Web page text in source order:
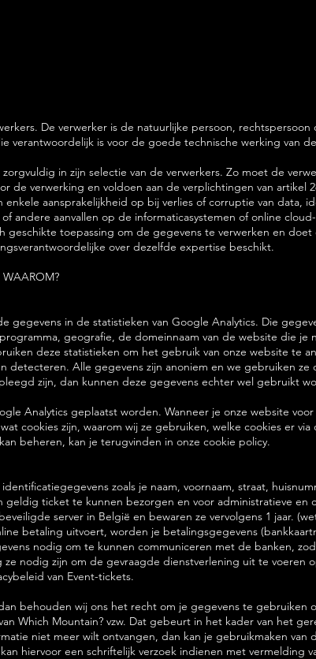
De verwerker is de natuurlijke persoon,
verantwoordelijk is voor de goede technische werking van
in zijn selectie van de verwerkers. Zo moet de
de verwerking en voldoen aan de verplichtingen van artikel
aansprakelijkheid op bij verlies of corruptie van data,
andere aanvallen op de informaticasystemen of online
geschikte toepassing om de gegevens te verwerken en doet
over dezelfde expertise beschikt.
WAAROM?
gegevens in de statistieken van Google Analytics. Die
geografie, de domeinnaam van de website die je
deze statistieken om het gebruik van onze website te
detecteren. Alle gegevens zijn anoniem en we gebruiken
zijn, dan kunnen deze gegevens echter wel gebruikt
Analytics geplaatst worden. Wanneer je onze website
cookies zijn, waarom wij ze gebruiken, welke cookies er
beheren, kan je terugvinden in onze cookie policy.
zoals je naam, voornaam, straat,
ticket te kunnen bezorgen en voor administratieve en
server in België en bewaren ze vervolgens 1 jaar.
betaling uitvoert, worden je betalingsgegevens
nodig om te kunnen communiceren met de banken,
nodig zijn om de gevraagde dienstverlening uit te voeren
van Event-tickets.
behouden wij ons het recht om je gegevens te gebruiken
Which Mountain? vzw. Dat gebeurt in het kader van het
niet meer wilt ontvangen, dan kan je gebruikmaken van
hiervoor een schriftelijk verzoek indienen met vermelding